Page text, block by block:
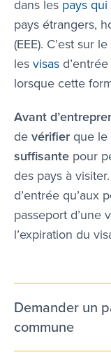
dans les pays qui
pays étrangers,
(EEE). C’est sur
les visas
lorsque cette
Avant
de vérifier que le
suffisante pour
des pays à
d’entrée qu’aux
passeport d’une
l’expiration du
Demander un
commune